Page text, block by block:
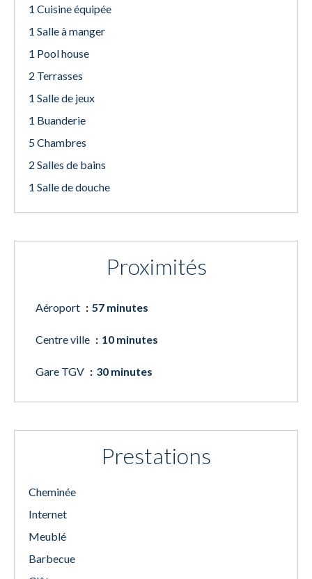
1 Cuisine équipée
1 Salle à manger
1 Pool house
2 Terrasses
1 Salle de jeux
1 Buanderie
5 Chambres
2 Salles de bains
1 Salle de douche
Proximités
Aéroport 57 minutes
Centre ville 10 minutes
Gare TGV 30 minutes
Prestations
Cheminée
Internet
Meublé
Barbecue